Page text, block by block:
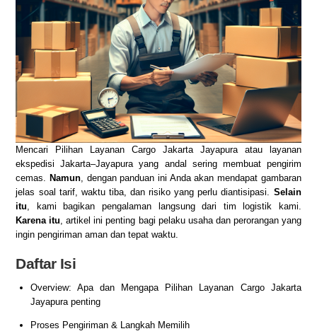
Mencari Pilihan Layanan Cargo Jakarta Jayapura atau layanan
ekspedisi Jakarta–Jayapura yang andal sering membuat pengirim
cemas. Namun, dengan panduan ini Anda akan mendapat gambaran
jelas soal tarif, waktu tiba, dan risiko yang perlu diantisipasi. Selain
itu, kami bagikan pengalaman langsung dari tim logistik kami.
Karena itu, artikel ini penting bagi pelaku usaha dan perorangan yang
ingin pengiriman aman dan tepat waktu.
Daftar Isi
Overview: Apa dan Mengapa Pilihan Layanan Cargo Jakarta
Jayapura penting
Proses Pengiriman & Langkah Memilih